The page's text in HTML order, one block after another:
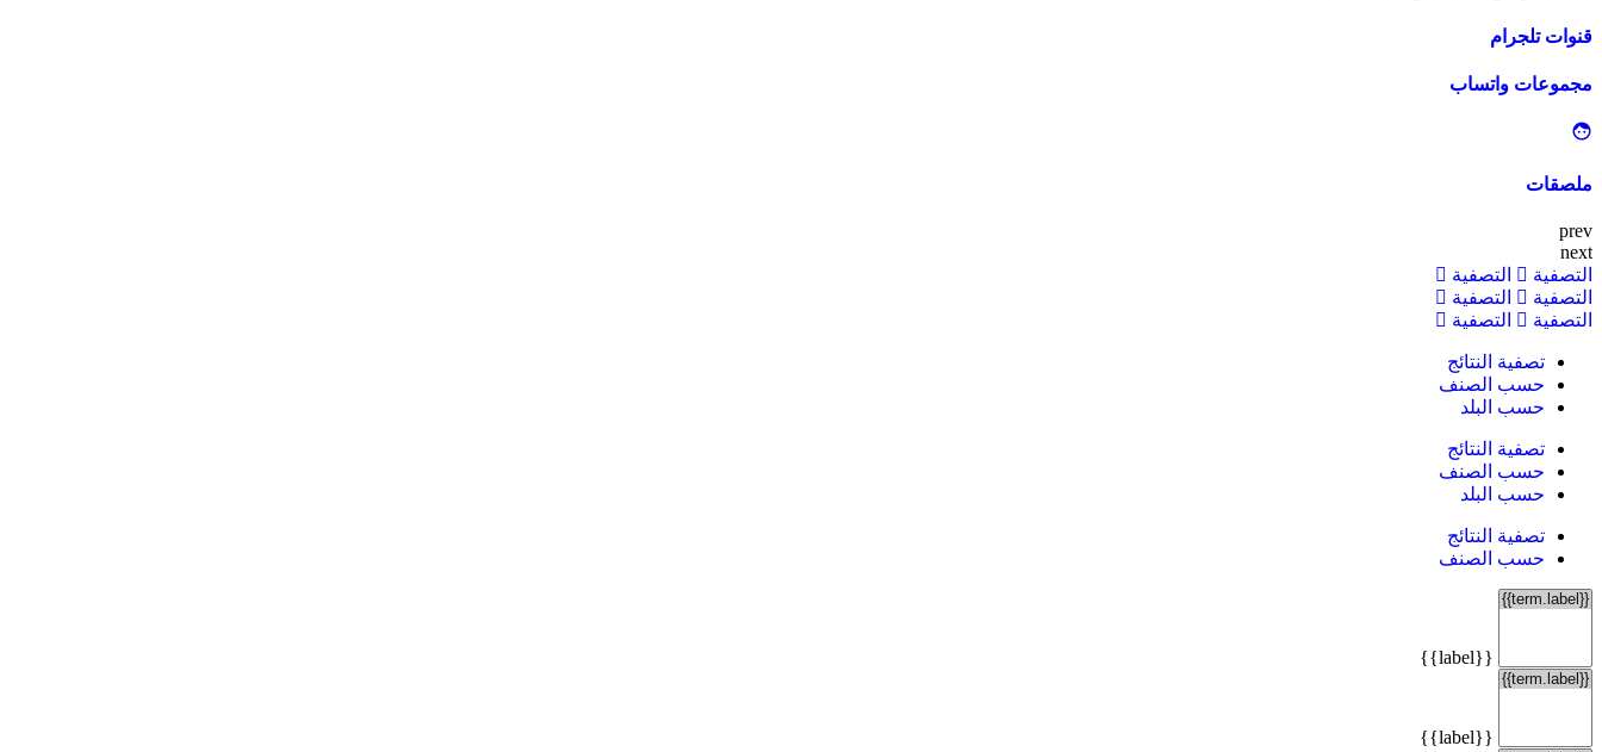
قنوات تلجرام
مجموعات واتساب
ملصقات
prev
next
التصفية
التصفية
التصفية
التصفية
التصفية
التصفية
تصفية النتائج
حسب الصنف
حسب البلد
تصفية النتائج
حسب الصنف
حسب البلد
تصفية النتائج
حسب الصنف
{{label}}
{{label}}